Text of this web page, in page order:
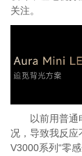
关注。
以前用普
况，导致我反应
V3000系列“零